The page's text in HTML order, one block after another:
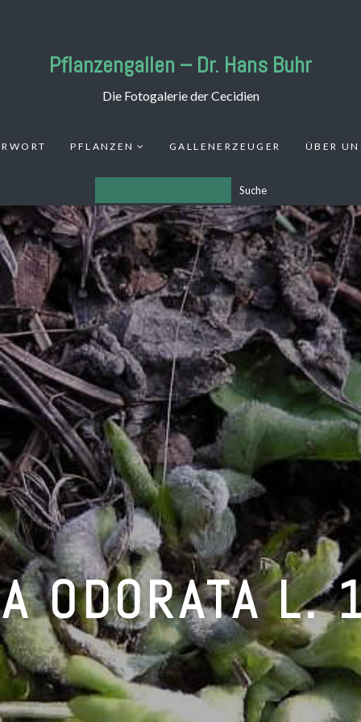
Pflanzengallen – Dr. Hans Buhr
Die Fotogalerie der Cecidien
PFLANZEN GALLENERZEUGER ÜBER
Suche
ODORATA L.